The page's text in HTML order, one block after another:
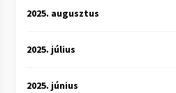
2025. augusztus
2025. július
2025. június